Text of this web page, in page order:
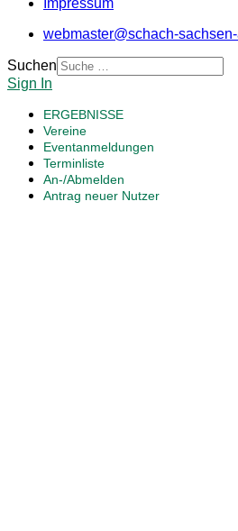
Impressum
webmaster@schach-
Suchen
Sign In
ERGEBNISSE
Vereine
Eventanmeldungen
Terminliste
An-/Abmelden
Antrag neuer Nutzer